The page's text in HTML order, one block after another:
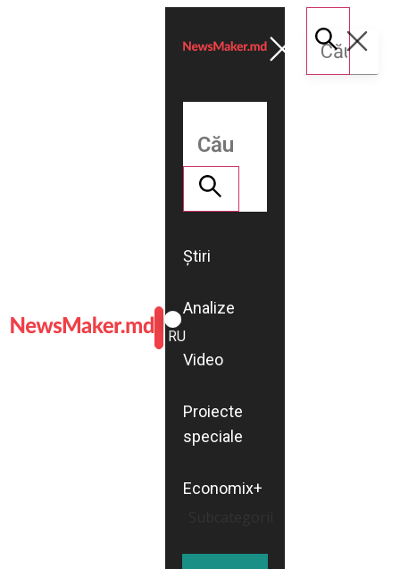
ROMÂNĂ
RU
Știri
Analize
Video
Proiecte
speciale
Economix+